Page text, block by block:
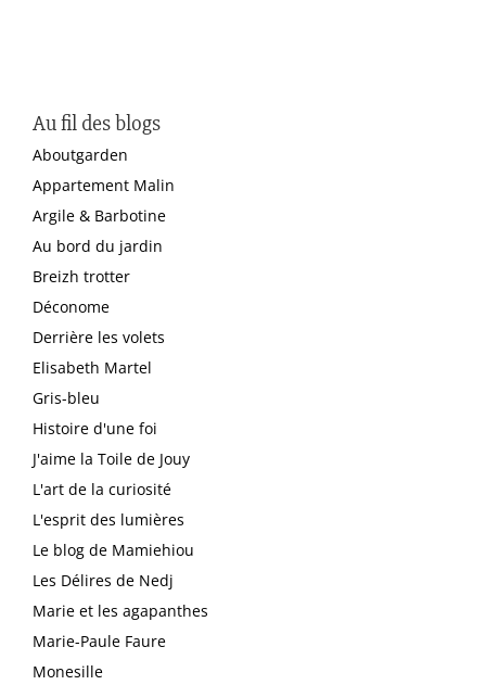
Au fil des blogs
Aboutgarden
Appartement Malin
Argile & Barbotine
Au bord du jardin
Breizh trotter
Déconome
Derrière les volets
Elisabeth Martel
Gris-bleu
Histoire d'une foi
J'aime la Toile de Jouy
L'art de la curiosité
L'esprit des lumières
Le blog de Mamiehiou
Les Délires de Nedj
Marie et les agapanthes
Marie-Paule Faure
Monesille